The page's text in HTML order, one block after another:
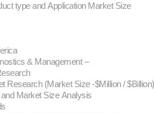
type and Application Market Size
& Management –
Research (Market Size -$Million / $Billion)
Market Size Analysis